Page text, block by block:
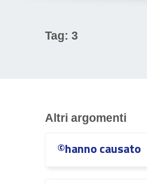
Tag: 3
Altri argomenti
©hanno causato